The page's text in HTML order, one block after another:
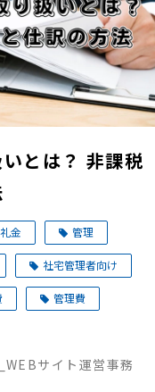
とは？ 非課税
礼金 管理
社宅管理者向け
管理費
サイト運営事務